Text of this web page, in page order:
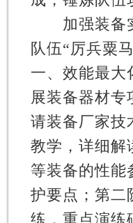
加强装备
队伍“厉兵粟马
一、效能最大
展装备器材专
请装备厂家技
教学，详细解
等装备的性能
护要点；第二
练，重点演练